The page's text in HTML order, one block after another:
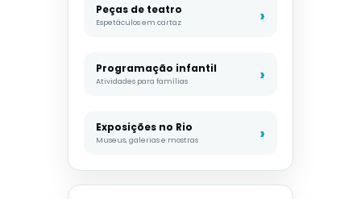
Peças de teatro
Espetáculos em cartaz
Programação infantil
Atividades para famílias
Exposições no Rio
Museus, galerias e mostras